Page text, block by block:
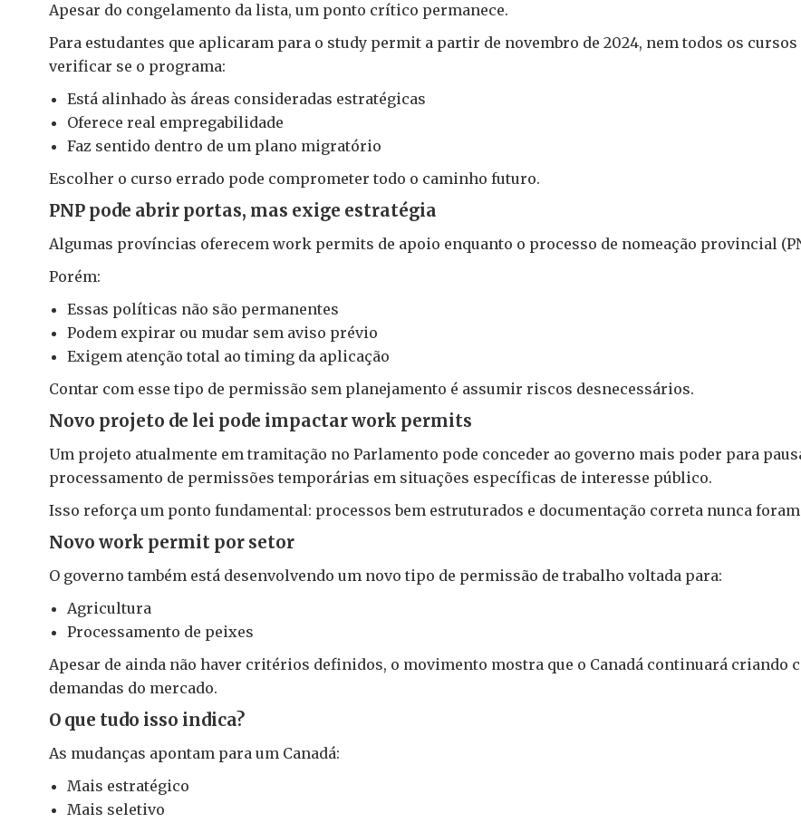
Apesar do congelamento da lista, um ponto crítico permanece.
Para estudantes que aplicaram para o study permit a partir de novembro de 2024, nem todos os cursos
verificar se o programa:
Está alinhado às áreas consideradas estratégicas
Oferece real empregabilidade
Faz sentido dentro de um plano migratório
Escolher o curso errado pode comprometer todo o caminho futuro.
PNP pode abrir portas, mas exige estratégia
Algumas províncias oferecem work permits de apoio enquanto o processo de nomeação provincial
Porém:
Essas políticas não são permanentes
Podem expirar ou mudar sem aviso prévio
Exigem atenção total ao timing da aplicação
Contar com esse tipo de permissão sem planejamento é assumir riscos desnecessários.
Novo projeto de lei pode impactar work permits
Um projeto atualmente em tramitação no Parlamento pode conceder ao governo mais poder para
processamento de permissões temporárias em situações específicas de interesse público.
Isso reforça um ponto fundamental: processos bem estruturados e documentação correta nunca
Novo work permit por setor
O governo também está desenvolvendo um novo tipo de permissão de trabalho voltada para:
Agricultura
Processamento de peixes
Apesar de ainda não haver critérios definidos, o movimento mostra que o Canadá continuará
demandas do mercado.
O que tudo isso indica?
As mudanças apontam para um Canadá:
Mais estratégico
Mais seletivo